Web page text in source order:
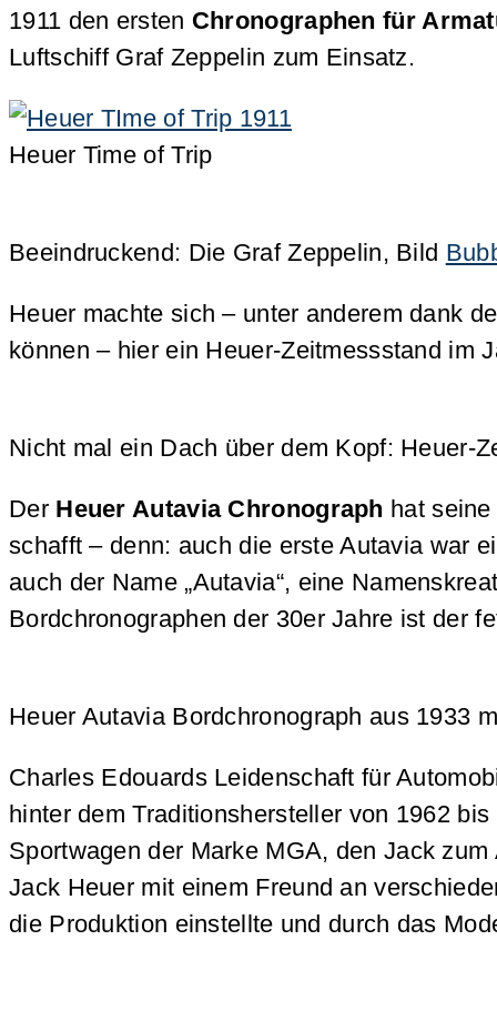
1911 den ersten Chronographen für
Luftschiff Graf Zeppelin zum Einsatz.
Heuer Time of Trip
Beeindruckend: Die Graf Zeppelin, Bild
Heuer machte sich – unter anderem dank
können – hier ein Heuer-Zeitmessstand im
Nicht mal ein Dach über dem Kopf: Heuer-
Der Heuer Autavia Chronograph hat
schafft – denn: auch die erste Autavia war
auch der Name „Autavia“, eine
Bordchronographen der 30er Jahre ist der
Heuer Autavia Bordchronograph aus 1933
Charles Edouards Leidenschaft für
hinter dem Traditionshersteller von 1962
Sportwagen der Marke MGA, den Jack
Jack Heuer mit einem Freund an
die Produktion einstellte und durch das